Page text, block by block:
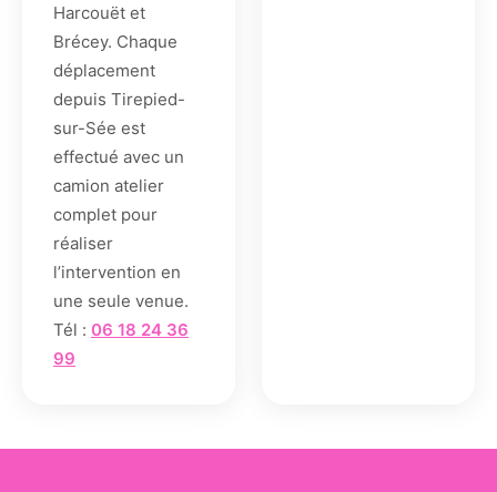
Harcouët et
Brécey. Chaque
déplacement
depuis Tirepied-
sur-Sée est
effectué avec un
camion atelier
complet pour
réaliser
l’intervention en
une seule venue.
Tél : 06 18 24 36
99